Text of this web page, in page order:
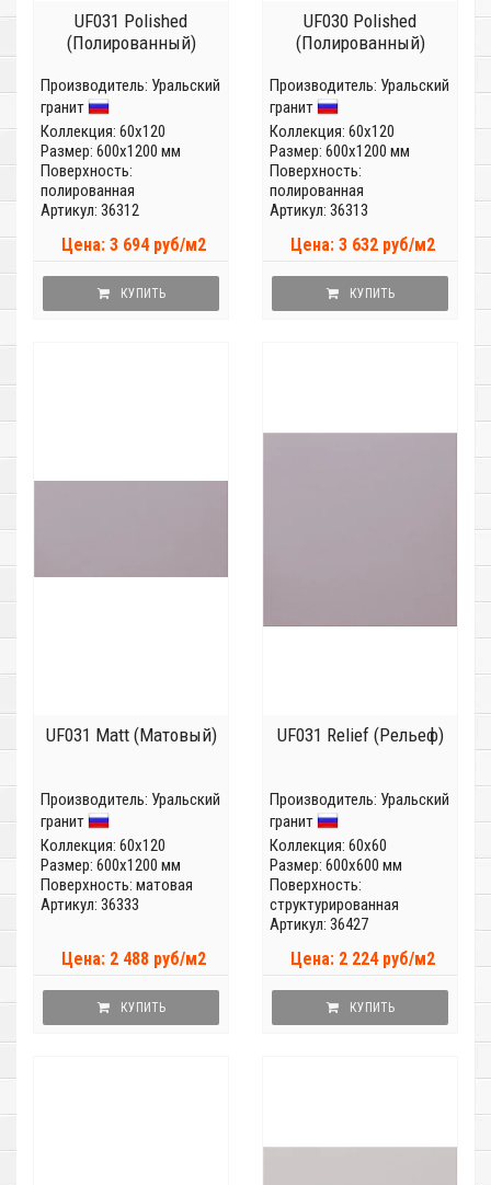
UF031 Polished
(Полированный)
Производитель: Уральский
гранит
Коллекция: 60x120
Размер: 600x1200 мм
Поверхность:
полированная
Артикул: 36312
Цена: 3 694 руб/м2
КУПИТЬ
UF030 Polished
(Полированный)
Производитель: Уральский
гранит
Коллекция: 60x120
Размер: 600x1200 мм
Поверхность:
полированная
Артикул: 36313
Цена: 3 632 руб/м2
КУПИТЬ
UF031 Matt (Матовый)
Производитель: Уральский
гранит
Коллекция: 60x120
Размер: 600x1200 мм
Поверхность: матовая
Артикул: 36333
Цена: 2 488 руб/м2
КУПИТЬ
UF031 Relief (Рельеф)
Производитель: Уральский
гранит
Коллекция: 60x60
Размер: 600x600 мм
Поверхность:
структурированная
Артикул: 36427
Цена: 2 224 руб/м2
КУПИТЬ